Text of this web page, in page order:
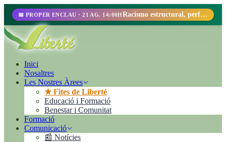
📅 PROPER ENCLAU · 21 AG. 14:00H Racismo estructural, perfilamiento racial y abolicionismo carcelario.
Inici
Nosaltres
Les Nostres Àrees
★ Fites de Liberté
Educació i Formació
Benestar i Comunitat
Formació
Comunicació
📰 Notícies